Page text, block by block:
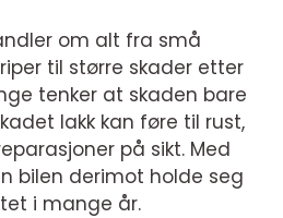
om alt fra små
til større skader etter
tenker at skaden bare
lakk kan føre til rust,
på sikt. Med
bilen derimot holde seg
i mange år.